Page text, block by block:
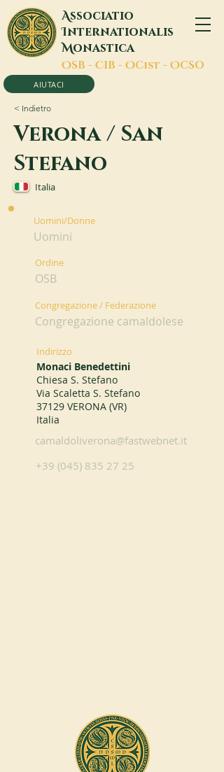
Associatio
Internationalis
Monastica
OSB - CIB - OCist - OCSO
AIUTACI
< Indietro
Verona / San
Stefano
Italia
Uomini/Donne
Uomini
Ordine
OSB
Congregazione / Federazione
Congregazione camaldolese
Indirizzo
Monaci Benedettini
Chiesa S. Stefano
Via Scaletta S. Stefano
37129 VERONA (VR)
Italia
camaldoliverona@fastwebnet.it
+39 (045) 835 27 25